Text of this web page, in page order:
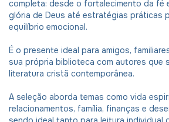
completa: desde o fortalecimento da fé
glória de Deus até estratégias práticas
equilíbrio emocional.
É o presente ideal para amigos,
sua própria biblioteca com autores que
literatura cristã contemporânea.
A seleção aborda temas como vida
relacionamentos, família, finanças e